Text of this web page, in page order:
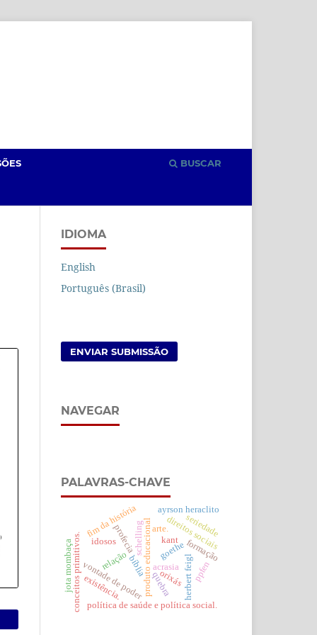
BUSCAR
IDIOMA
English
Português (Brasil)
ENVIAR SUBMISSÃO
NAVEGAR
PALAVRAS-CHAVE
kant
herbert feigl
bíblia
profeciaproduto educacional
relação
vontade de poder acrasia
formação
conceitos primitivos. política de saúde e política social.
fim da história
idosos direitos sociais
arte.
schelling
existência.
ayrson heraclito
goethe
seriedade
jota mombaça quebra ppfen
orixás